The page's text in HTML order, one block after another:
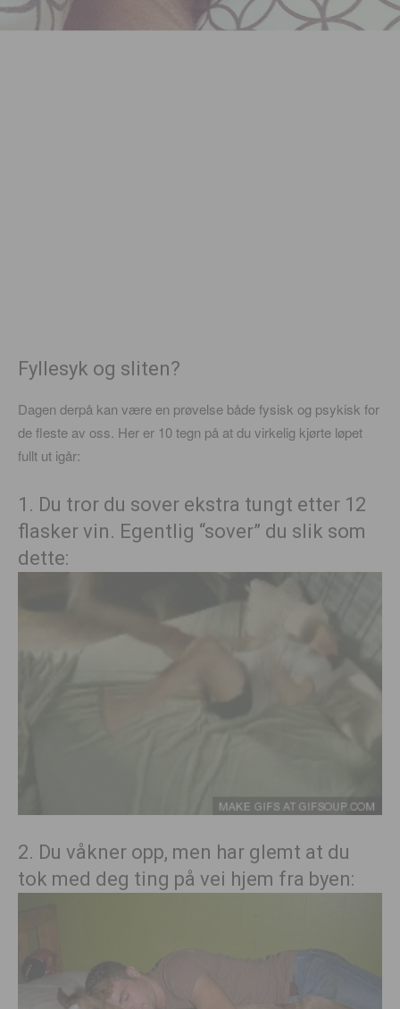
Fyllesyk og sliten?
Dagen derpå kan være en prøvelse både fysisk og psykisk for
de fleste av oss. Her er 10 tegn på at du virkelig kjørte løpet
fullt ut igår:
1. Du tror du sover ekstra tungt etter 12
flasker vin. Egentlig “sover” du slik som
dette:
2. Du våkner opp, men har glemt at du
tok med deg ting på vei hjem fra byen: